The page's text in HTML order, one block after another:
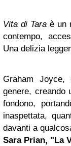
Vita di Tara è un
contempo,
Una delizia
Graham
genere, creando
fondono,
inaspettata,
davanti a
Sara Prian, "La